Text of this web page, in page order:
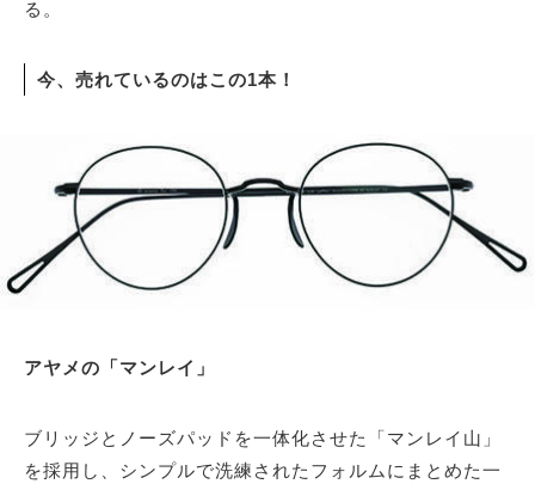
る。
今、売れているのはこの1本！
アヤメの「マンレイ」
ブリッジとノーズパッドを一体化させた「マンレイ山」
を採用し、シンプルで洗練されたフォルムにまとめた一